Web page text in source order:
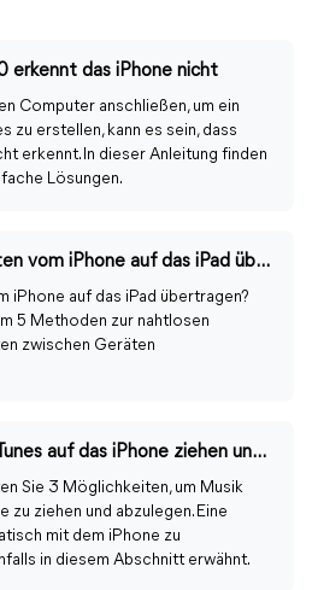
erkennt das iPhone nicht
Computer anschließen, um ein
zu erstellen, kann es sein, dass
erkennt. In dieser Anleitung finden
Lösungen.
Wie kann man App-Daten vom iPhone auf das iPad übertragen?
iPhone auf das iPad übertragen?
5 Methoden zur nahtlosen
zwischen Geräten
[4 Wege] Musik ohne iTunes auf das iPhone ziehen und ablegen
Sie 3 Möglichkeiten, um Musik
zu ziehen und abzulegen. Eine
mit dem iPhone zu
in diesem Abschnitt erwähnt.